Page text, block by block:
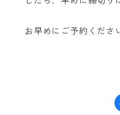
お早めにご予約くださ